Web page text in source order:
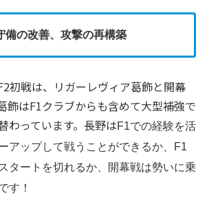
備の改善、攻撃の再構築
初戦は、リガーレヴィア葛飾と開幕
飾はF1クラブからも含めて大型補強で
わっています。長野はF1での経験を活
アップして戦うことができるか、F1
タートを切れるか、開幕戦は勢いに乗
す！